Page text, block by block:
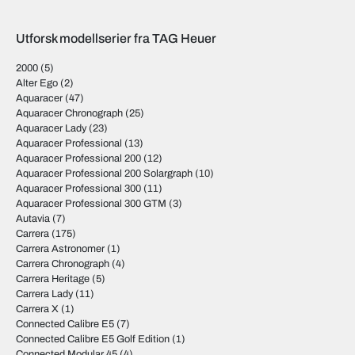
vårt? Kanskje en modell som ikke lenger finnes i produksjon, eller
produserer iblant begrensede modeller som er veldig vanskelige å
få ta i. Vi har ofte muligheter til å ta inn modeller som vanlige
butikker sjelden får muligheten til å kjøpe inn.
Kontakta ossså gjør vi vårt beste for å komme tilbake så raskt som
mulig med en god pris.
Produsentens egen hjemmeside:
Utforsk modellserier fra TAG Heuer
2000 (5)
Alter Ego (2)
Aquaracer (47)
Aquaracer Chronograph (25)
Aquaracer Lady(23)
Aquaracer Professional (13)
Aquaracer Professional 200 (12)
Aquaracer Professional 200 Solargraph (10)
Aquaracer Professional 300 (11)
Aquaracer Professional 300 GTM (3)
Autavia (7)
Carrera (175)
Carrera Astronomer (1)
Carrera Chronograph (4)
Carrera Heritage (5)
Carrera Lady(11)
Carrera X (1)
Connected Calibre E5 (7)
Connected Calibre E5 Golf Edition (1)